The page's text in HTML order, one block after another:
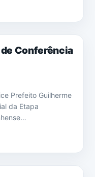
Conferência
Prefeito Guilherme
da Etapa